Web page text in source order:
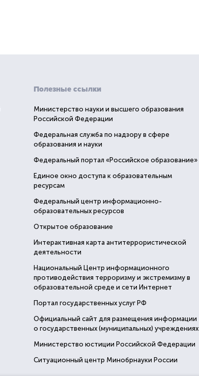
Полезные ссылки
Министерство науки и высшего образования
Российской Федерации
Федеральная служба по надзору в сфере
образования и науки
Федеральный портал «Российское образование»
Единое окно доступа к образовательным
ресурсам
Федеральный центр информационно-
образовательных ресурсов
Открытое образование
Интерактивная карта антитеррористической
деятельности
Национальный Центр информационного
противодействия терроризму и экстремизму в
образовательной среде и сети Интернет
Портал государственных услуг РФ
Официальный сайт для размещения информации
о государственных (муниципальных) учреждениях
Министерство юстиции Российской Федерации
Ситуационный центр Минобрнауки России